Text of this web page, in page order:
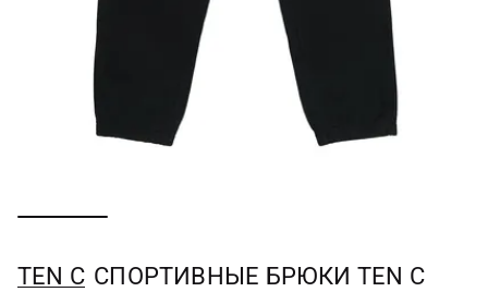
TEN C СПОРТИВНЫЕ БРЮКИ TEN C